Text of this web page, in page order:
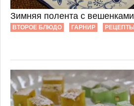
Зимняя полента с вешенками
ВТОРОЕ БЛЮДО ГАРНИР РЕЦЕПТЫ